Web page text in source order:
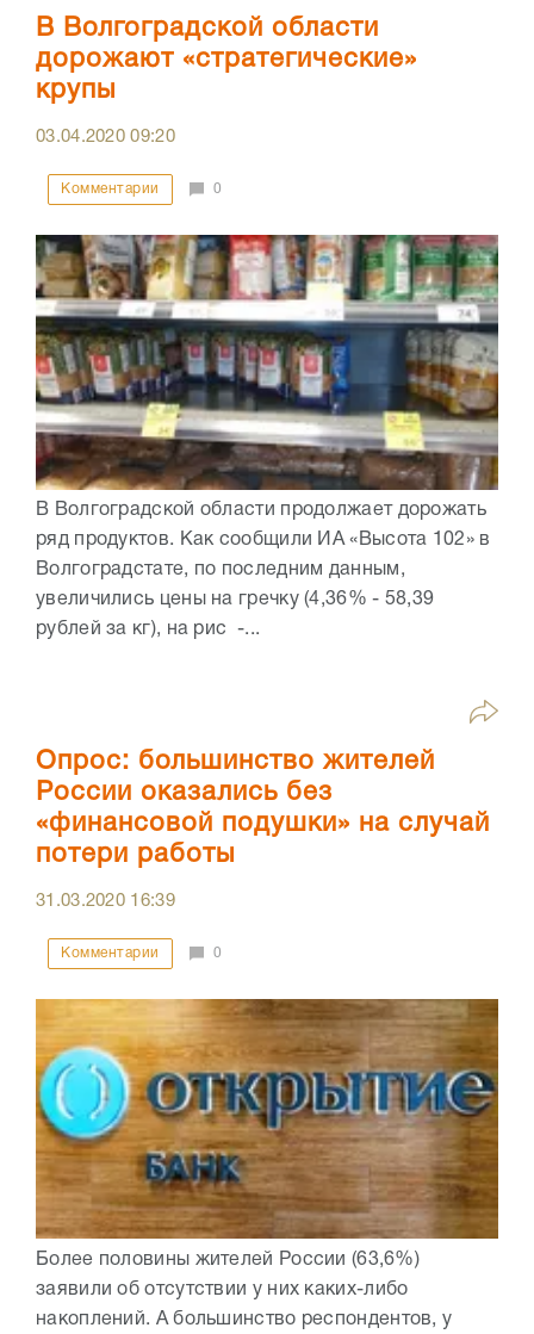
В Волгоградской области
дорожают «стратегические»
крупы
03.04.202009:20
Комментарии 0
В Волгоградской области продолжает дорожать
ряд продуктов. Как сообщили ИА «Высота 102» в
Волгоградстате, по последним данным,
увеличились цены на гречку (4,36% - 58,39
рублей за кг), на рис -...
Опрос: большинство жителей
России оказались без
«финансовой подушки» на случай
потери работы
31.03.2020 16:39
Комментарии 0
Более половины жителей России (63,6%)
заявили об отсутствии у них каких-либо
накоплений. А большинство респондентов, у